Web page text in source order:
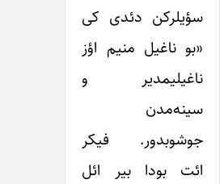
سؤیلرکن دئدی کی
«بو ناغیل منیم اؤز
ناغیلیمدیر و
سینه‌مدن
جوشوبدور. فیکر
ائت بودا بیر ائل